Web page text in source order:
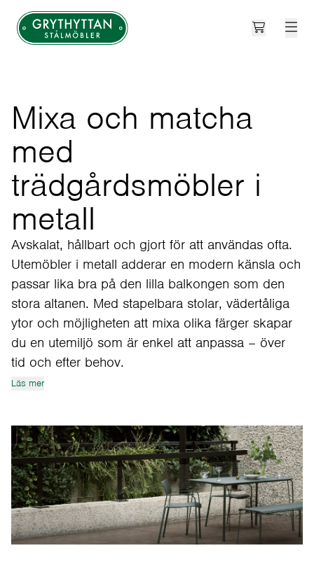
Open
Mixa och matcha
med
trädgårdsmöbler i
metall
Avskalat, hållbart och gjort för att användas ofta.
Utemöbler i metall adderar en modern känsla och
passar lika bra på den lilla balkongen som den
stora altanen. Med stapelbara stolar, vädertåliga
ytor och möjligheten att mixa olika färger skapar
du en utemiljö som är enkel att anpassa – över
tid och efter behov.
Läs mer